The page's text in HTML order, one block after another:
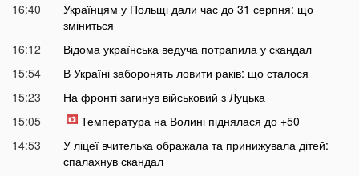
16:40
Українцям у Польщі дали час до 31 серпня: що
зміниться
16:12
Відома українська ведуча потрапила у скандал
15:54
В Україні заборонять ловити раків: що сталося
15:23
На фронті загинув військовий з Луцька
15:05
Температура на Волині піднялася до +50
14:53
У ліцеї вчителька ображала та принижувала дітей:
спалахнув скандал